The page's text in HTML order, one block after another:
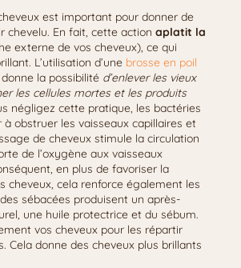
est important pour donner de
chevelu. En fait, cette action aplatit la
externe de vos cheveux), ce qui
L’utilisation d’une brosse en poil
la possibilité d’enlever les vieux
les cellules mortes et les produits
négligez cette pratique, les bactéries
à obstruer les vaisseaux capillaires et
de cheveux stimule la circulation
de l’oxygène aux vaisseaux
en plus de favoriser la
cheveux, cela renforce également les
sébacées produisent un après-
une huile protectrice et du sébum.
vos cheveux pour les répartir
Cela donne des cheveux plus brillants